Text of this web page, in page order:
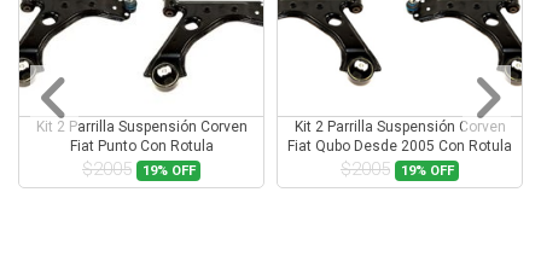
Kit 2 Parrilla Suspensión Corven
Fiat Punto Con Rotula
$2005 19% OFF
Kit 2 Parrilla Suspensión Corven
Fiat Qubo Desde 2005 Con Rotula
$2005 19% OFF